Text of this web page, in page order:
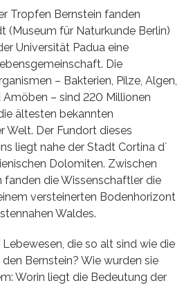
Tropfen Bernstein fanden
(Museum für Naturkunde Berlin)
Universität Padua eine
Die
– Bakterien, Pilze, Algen,
– sind 220 Millionen
ältesten bekannten
Welt. Der Fundort dieses
liegt nahe der Stadt Cortina d`
Dolomiten. Zwischen
die Wissenschaftler die
versteinerten Bodenhorizont
Waldes.
die so alt sind wie die
den Bernstein? Wie wurden sie
Worin liegt die Bedeutung der